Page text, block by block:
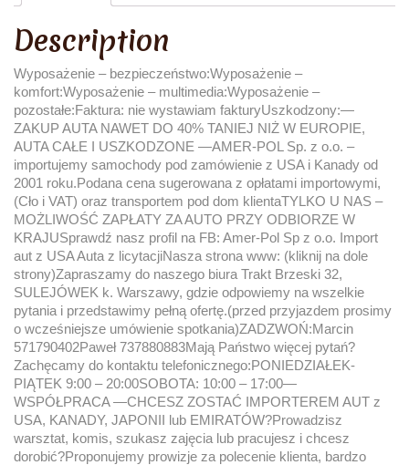
Description
Wyposażenie – bezpieczeństwo:Wyposażenie –
komfort:Wyposażenie – multimedia:Wyposażenie –
pozostałe:Faktura: nie wystawiam fakturyUszkodzony:—
ZAKUP AUTA NAWET DO 40% TANIEJ NIŻ W EUROPIE,
AUTA CAŁE I USZKODZONE —AMER-POL Sp. z o.o. –
importujemy samochody pod zamówienie z USA i Kanady od
2001 roku.Podana cena sugerowana z opłatami importowymi,
(Cło i VAT) oraz transportem pod dom klientaTYLKO U NAS –
MOŻLIWOŚĆ ZAPŁATY ZA AUTO PRZY ODBIORZE W
KRAJUSprawdź nasz profil na FB: Amer-Pol Sp z o.o. Import
aut z USA Auta z licytacjiNasza strona www: (kliknij na dole
strony)Zapraszamy do naszego biura Trakt Brzeski 32,
SULEJÓWEK k. Warszawy, gdzie odpowiemy na wszelkie
pytania i przedstawimy pełną ofertę.(przed przyjazdem prosimy
o wcześniejsze umówienie spotkania)ZADZWOŃ:Marcin
571790402Paweł 737880883Mają Państwo więcej pytań?
Zachęcamy do kontaktu telefonicznego:PONIEDZIAŁEK-
PIĄTEK 9:00 – 20:00SOBOTA: 10:00 – 17:00—
WSPÓŁPRACA —CHCESZ ZOSTAĆ IMPORTEREM AUT z
USA, KANADY, JAPONII lub EMIRATÓW?Prowadzisz
warsztat, komis, szukasz zajęcia lub pracujesz i chcesz
dorobić?Proponujemy prowizje za polecenie klienta, bardzo